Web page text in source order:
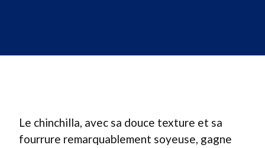
Le chinchilla, avec sa douce texture et sa
fourrure remarquablement soyeuse, gagne